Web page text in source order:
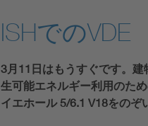
ISHでのVDE
3月11日はもうすぐです。
生可能エネルギー利用のた
イエホール 5/6.1 V18をのぞ